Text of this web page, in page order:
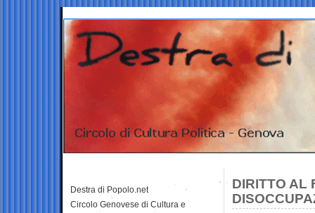
DIRITTO AL
Destra di Popolo.net
Circolo Genovese di Cultura e